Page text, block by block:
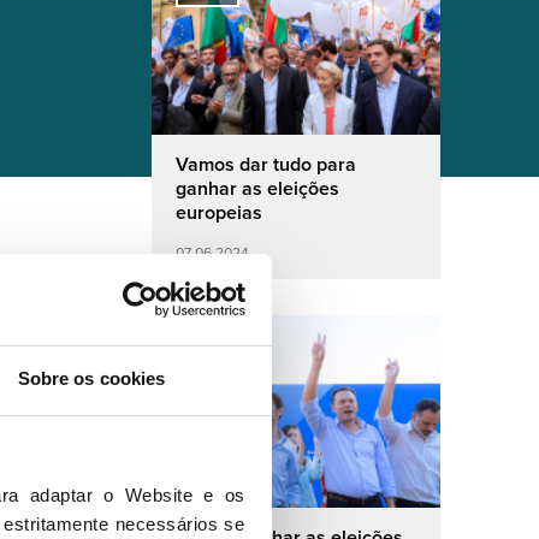
Sobre os cookies
adaptar o Website e os
necessários se
Vamos dar tudo para
ganhar as eleições
europeias
07 06 2024